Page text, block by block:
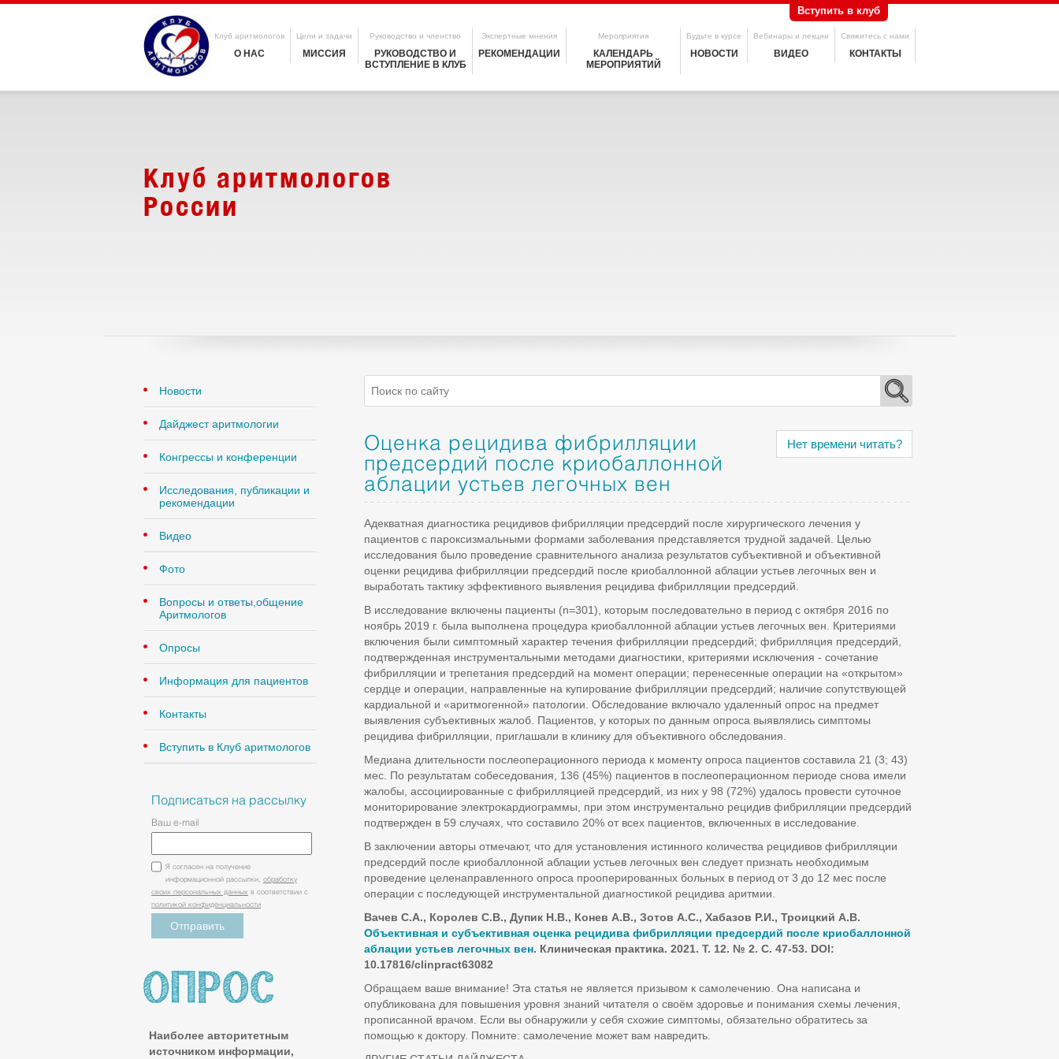
Клуб аритмологов
О НАС
Цели и задачи
МИССИЯ
Руководство и членство
РУКОВОДСТВО И
ВСТУПЛЕНИЕ В КЛУБ
Экспертные мнения
РЕКОМЕНДАЦИИ
Мероприятия
КАЛЕНДАРЬ
МЕРОПРИЯТИЙ
Будьте в курсе
НОВОСТИ
Вебинары и лекции
ВИДЕО
Свяжитесь с нами
КОНТАКТЫ
Вступить в клуб
Клуб аритмологов
России
Новости
Дайджест аритмологии
Конгрессы и конференции
Исследования, публикации и
рекомендации
Видео
Фото
Вопросы и ответы,общение
Аритмологов
Опросы
Информация для пациентов
Контакты
Вступить в Клуб аритмологов
Подписаться на рассылку
Ваш e-mail
Я согласен на получение
информационной рассылки, обработку
своих персональных данных
в соответствии с
политикой конфиденциальности
Наиболее авторитетным
источником информации,
Оценка рецидива фибрилляции
предсердий после криобаллонной
аблации устьев легочных вен
Нет времени читать?
Адекватная диагностика рецидивов фибрилляции предсердий после хирургического лечения у
пациентов с пароксизмальными формами заболевания представляется трудной задачей. Целью
исследования было проведение сравнительного анализа результатов субъективной и объективной
оценки рецидива фибрилляции предсердий после криобаллонной аблации устьев легочных вен и
выработать тактику эффективного выявления рецидива фибрилляции предсердий.
В исследование включены пациенты (n=301), которым последовательно в период с октября 2016 по
ноябрь 2019 г. была выполнена процедура криобаллонной аблации устьев легочных вен. Критериями
включения были симптомный характер течения фибрилляции предсердий; фибрилляция предсердий,
подтвержденная инструментальными методами диагностики, критериями исключения - сочетание
фибрилляции и трепетания предсердий на момент операции; перенесенные операции на «открытом»
сердце и операции, направленные на купирование фибрилляции предсердий; наличие сопутствующей
кардиальной и «аритмогенной» патологии. Обследование включало удаленный опрос на предмет
выявления субъективных жалоб. Пациентов, у которых по данным опроса выявлялись симптомы
рецидива фибрилляции, приглашали в клинику для объективного обследования.
Медиана длительности послеоперационного периода к моменту опроса пациентов составила 21 (3; 43)
мес. По результатам собеседования, 136 (45%) пациентов в послеоперационном периоде снова имели
жалобы, ассоциированные с фибрилляцией предсердий, из них у 98 (72%) удалось провести суточное
мониторирование электрокардиограммы, при этом инструментально рецидив фибрилляции предсердий
подтвержден в 59 случаях, что составило 20% от всех пациентов, включенных в исследование.
В заключении авторы отмечают, что для установления истинного количества рецидивов фибрилляции
предсердий после криобаллонной аблации устьев легочных вен следует признать необходимым
проведение целенаправленного опроса прооперированных больных в период от 3 до 12 мес после
операции с последующей инструментальной диагностикой рецидива аритмии.
Вачев С.А., Королев С.В., Дупик Н.В., Конев А.В., Зотов А.С., Хабазов Р.И., Троицкий А.В.
Объективная и субъективная оценка рецидива фибрилляции предсердий после криобаллонной
аблации устьев легочных вен. Клиническая практика. 2021. Т. 12. № 2. С. 47-53. DOI:
10.17816/clinpract63082
Обращаем ваше внимание! Эта статья не является призывом к самолечению. Она написана и
опубликована для повышения уровня знаний читателя о своём здоровье и понимания схемы лечения,
прописанной врачом. Если вы обнаружили у себя схожие симптомы, обязательно обратитесь за
помощью к доктору. Помните: самолечение может вам навредить.